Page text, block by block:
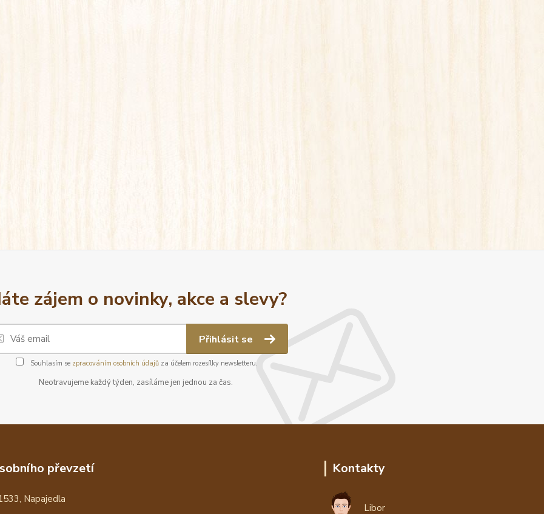
zájem o novinky, akce a slevy?
Přihlásit se
Souhlasím se zpracováním osobních údajůza účelem rozesílky newsletteru.
Neotravujeme každý týden, zasíláme jen jednou za čas.
převzetí
Napajedla
Kontakty
Libor